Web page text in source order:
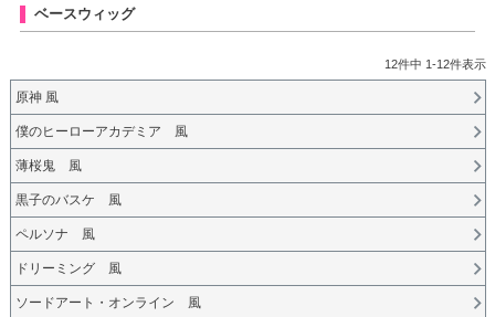
ベースウィッグ
12件中 1 -12件表示
原神 風
僕のヒーローアカデミア 風
薄桜鬼 風
黒子のバスケ 風
ペルソナ 風
ドリーミング 風
ソードアート・オンライン 風